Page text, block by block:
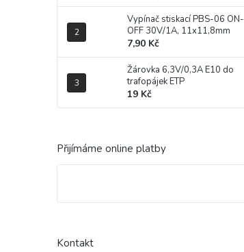
Vypínač stiskací PBS-06 ON-
OFF 30V/1A, 11x11,8mm
7,90 Kč
Žárovka 6,3V/0,3A E10 do
trafopájek ETP
19 Kč
Přijímáme online platby
Kontakt